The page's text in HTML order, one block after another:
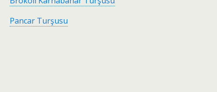
Pancar Turşusu